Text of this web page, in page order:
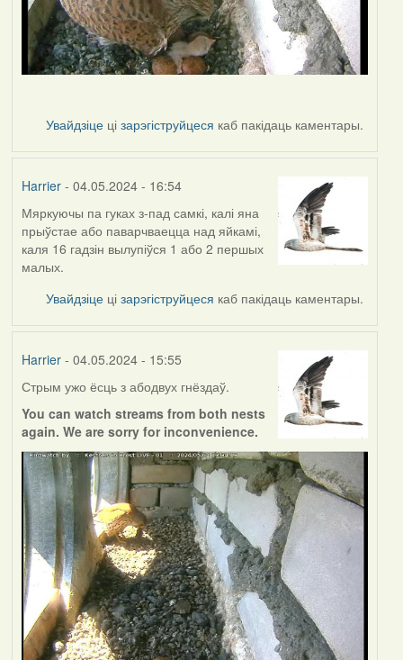
Увайдзіце цізарэгіструйцеся каб пакідаць каментары.
Harrier- 04.05.2024 - 16:54
Мяркуючы па гуках з-пад самкі, калі яна
прыўстае або паварчваецца над яйкамі,
каля 16 гадзін вылупіўся 1 або 2 першых
малых.
Увайдзіце цізарэгіструйцеся каб пакідаць каментары.
Harrier- 04.05.2024 - 15:55
Стрым ужо ёсць з абодвух гнёздаў.
You can watch streams from both nests
again. We are sorry for inconvenience.